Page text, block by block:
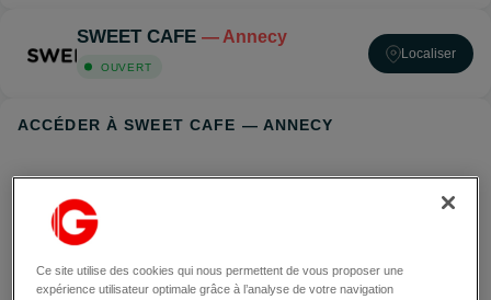
SWEET CAFE — Annecy
OUVERT
Localiser
ACCÉDER À SWEET CAFE — ANNECY
Ce site utilise des cookies qui nous permettent de vous proposer une
expérience utilisateur optimale grâce à l’analyse de votre navigation